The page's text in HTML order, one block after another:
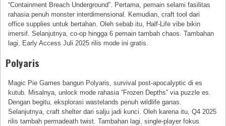
“Containment Breach Underground”. Pertama, pemain selami fasilitas
rahasia penuh monster interdimensional. Kemudian, craft tool dari
office supplies untuk bertahan. Oleh sebab itu, Half-Life vibe bikin
imersif. Selanjutnya, co-op hingga 6 pemain tambah chaos. Tambahan
lagi, Early Access Juli 2025 rilis mode ini gratis.
Polyaris
Magic Pie Games bangun Polyaris, survival post-apocalyptic di es
kutub. Misalnya, unlock mode rahasia “Frozen Depths” via puzzle es.
Dengan begitu, eksplorasi wastelands penuh wildlife ganas.
Selanjutnya, craft shelter dari salju jadi kunci. Oleh karena itu, Q4 2025
rilis tambah permadeath twist. Tambahan lagi, single-player fokus